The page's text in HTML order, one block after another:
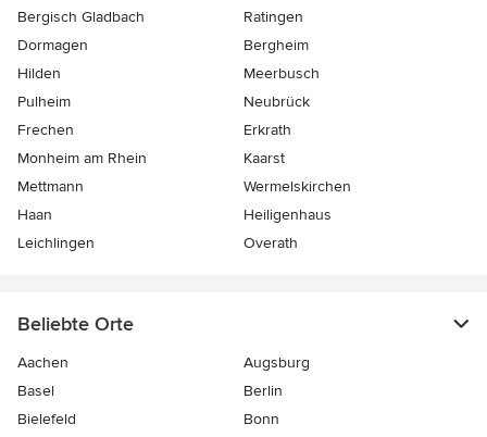
Bergisch Gladbach
Ratingen
Dormagen
Bergheim
Hilden
Meerbusch
Pulheim
Neubrück
Frechen
Erkrath
Monheim am Rhein
Kaarst
Mettmann
Wermelskirchen
Haan
Heiligenhaus
Leichlingen
Overath
Beliebte Orte
Aachen
Augsburg
Basel
Berlin
Bielefeld
Bonn